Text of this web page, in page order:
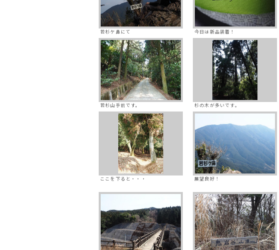
若杉ケ鼻にて 今日は新品装着！
若杉山手前です。 杉の木が多いです。
ここを下ると・・・ 展望良好！